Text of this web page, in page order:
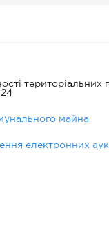
майна
електронних